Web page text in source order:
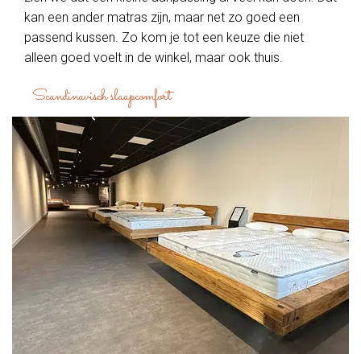
kan een ander matras zijn, maar net zo goed een
passend kussen. Zo kom je tot een keuze die niet
alleen goed voelt in de winkel, maar ook thuis.
Scandinavisch slaapcomfort